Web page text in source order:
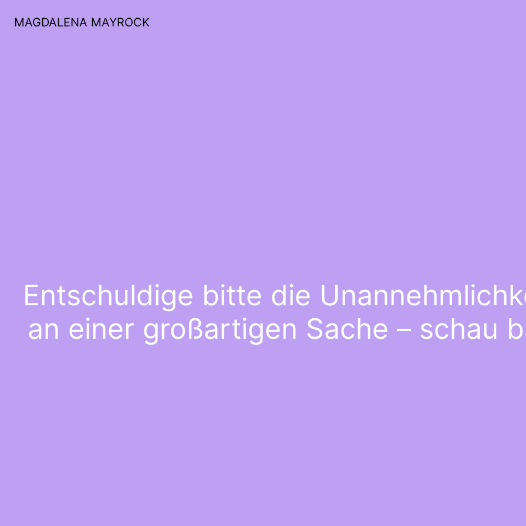
MAGDALENA MAYROCK
Entschuldige bitte die
an einer großartigen Sache – schau